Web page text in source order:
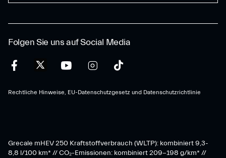
Folgen Sie uns auf Social Media
Rechtliche Hinweise, EU-Datenschutzgesetz und Datenschutzrichtlinie
Grecale mHEV 250 Kraftstoffverbrauch (WLTP): kombiniert 9,3-
8,8 l/100 km* // CO₂-Emissionen: kombiniert 209-198 g/km* ​//